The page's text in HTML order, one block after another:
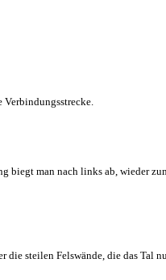
man nach links ab, wieder
steilen Felswände, die das Tal